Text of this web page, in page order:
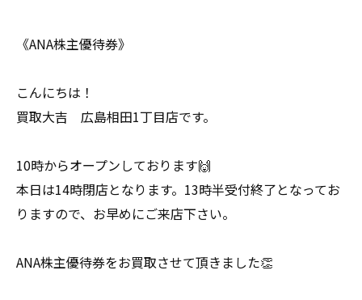
《ANA株主優待券》
こんにちは！
買取大吉 広島相田1丁目店です。
10時からオープンしております🙌
本日は14時閉店となります。13時半受付終了となってお
りますので、お早めにご来店下さい。
ANA株主優待券をお買取させて頂きました👏